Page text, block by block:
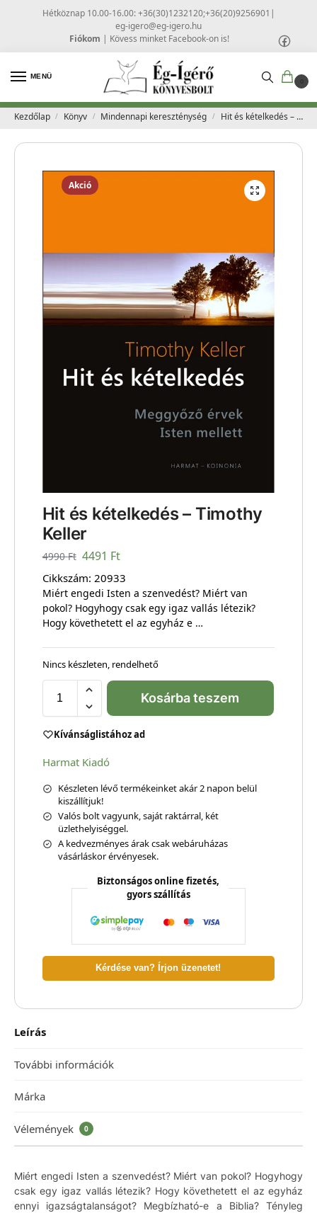
Hétköznap 10.00-16.00: +36(30)1232120;+36(20)9256901 |
eg-igero@eg-igero.hu
Fiókom | Kövess minket Facebook-on is!
MENÜ
0
Kezdőlap / Könyv / Mindennapi kereszténység / Hit és kételkedés – Timothy Keller
Akció
Hit és kételkedés – Timothy
Keller
4990Ft 4491 Ft
Cikkszám: 20933
Miért engedi Isten a szenvedést? Miért van
pokol? Hogyhogy csak egy igaz vallás létezik?
Hogy követhetett el az egyház e …
Nincs készleten, rendelhető
Kosárba teszem
Kívánságlistához ad
Harmat Kiadó
Készleten lévő termékeinket akár 2 napon belül
kiszállítjuk!
Valós bolt vagyunk, saját raktárral, két
üzlethelyiséggel.
A kedvezményes árak csak webáruházas
vásárláskor érvényesek.
Biztonságos online fizetés,
gyors szállítás
Kérdése van? Írjon üzenetet!
Leírás
További információk
Márka
Vélemények 0
Miért engedi Isten a szenvedést? Miért van pokol? Hogyhogy
csak egy igaz vallás létezik? Hogy követhetett el az egyház
ennyi igazságtalanságot? Megbízható-e a Biblia? Tényleg